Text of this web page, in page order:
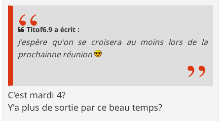
Titof6.9 a écrit :
J'espère qu'on se croisera au moins lors de la
prochainne réunion
C'est mardi 4?
Y'a plus de sortie par ce beau temps?